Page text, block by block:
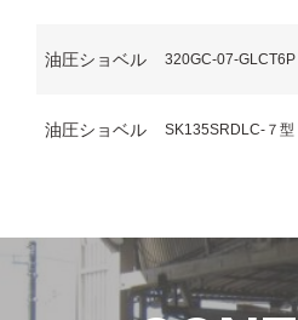
油圧ショベル 320GC-07-GLCT6P
油圧ショベル SK135SRDLC-７